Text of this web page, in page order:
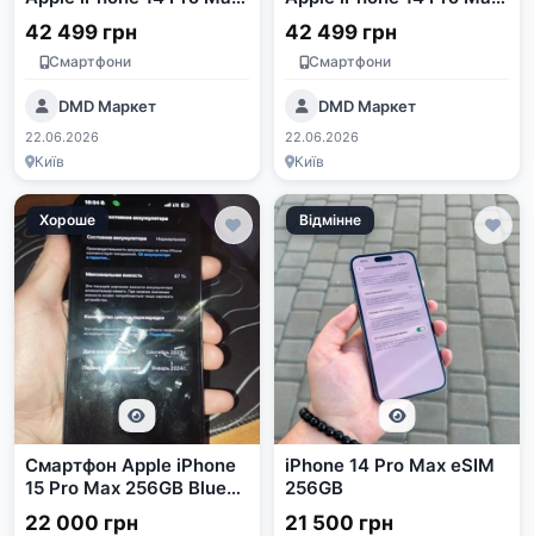
256GB Space Black e-
sim Refurbished
(2813618086)
42 499 грн
Смартфони
DMD Маркет
22.06.2026
Київ
256GB Deep Purple e-sim
Refurbished
(2813618879)
42 499 грн
Смартфони
DMD Маркет
22.06.2026
Київ
Хороше
Смартфон Apple iPhone
15 Pro Max 256GB Blue
Titanium
22 000 грн
Відмінне
iPhone 14 Pro Max eSIM
256GB
21 500 грн